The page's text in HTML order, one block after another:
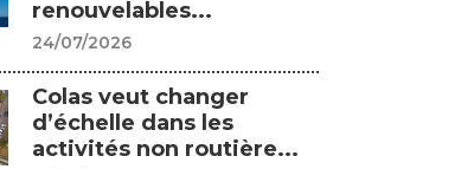
renouvelables...
24/07/2026
Colas veut changer
d’échelle dans les
activités non routière...